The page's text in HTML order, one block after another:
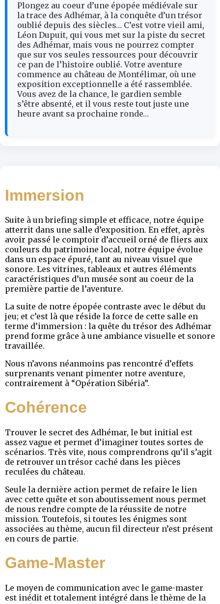
Plongez au coeur d’une épopée médiévale sur
la trace des Adhémar, à la conquête d’un trésor
oublié depuis des siècles… C’est votre vieil ami,
Léon Dupuit, qui vous met sur la piste du secret
des Adhémar, mais vous ne pourrez compter
que sur vos seules ressources pour découvrir
ce pan de l’histoire oublié. Votre aventure
commence au château de Montélimar, où une
exposition exceptionnelle a été rassemblée.
Vous avez de la chance, le gardien semble
s’être absenté, et il vous reste tout juste une
heure avant sa prochaine ronde…
Immersion
Suite à un briefing simple et efficace, notre équipe
atterrit dans une salle d’exposition. En effet, après
avoir passé le comptoir d’accueil orné de fliers aux
couleurs du patrimoine local, notre équipe évolue
dans un espace épuré, tant au niveau visuel que
sonore. Les vitrines, tableaux et autres éléments
caractéristiques d’un musée sont au coeur de la
première partie de l’aventure.
La suite de notre épopée contraste avec le début du
jeu; et c’est là que réside la force de cette salle en
terme d’immersion : la quête du trésor des Adhémar
prend forme grâce à une ambiance visuelle et sonore
travaillée.
Nous n’avons néanmoins pas rencontré d’effets
surprenants venant pimenter notre aventure,
contrairement à “Opération Sibéria”.
Cohérence
Trouver le secret des Adhémar, le but initial est
assez vague et permet d’imaginer toutes sortes de
scénarios. Très vite, nous comprendrons qu’il s’agit
de retrouver un trésor caché dans les pièces
reculées du château.
Seule la dernière action permet de refaire le lien
avec cette quête et son aboutissement nous permet
de nous rendre compte de la réussite de notre
mission. Toutefois, si toutes les énigmes sont
associées au thème, aucun fil directeur n’est présent
en cours de partie.
Game-Master
Le moyen de communication avec le game-master
est inédit et totalement intégré dans le thème de la